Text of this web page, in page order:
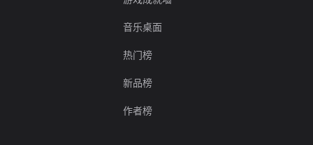
音乐桌面
热门榜
新品榜
作者榜